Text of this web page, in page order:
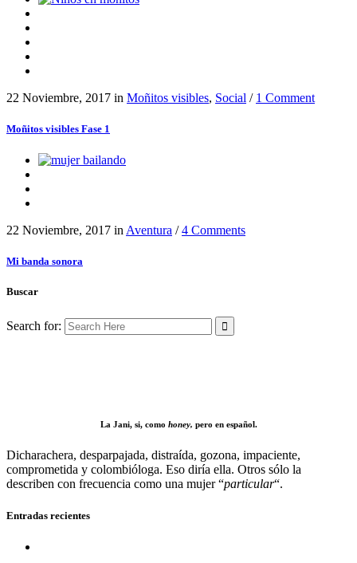
22 Noviembre, 2017 in Moñitos visibles, Social / 1 Comment
Moñitos visibles Fase 1
22 Noviembre, 2017 in Aventura /4 Comments
Mi banda sonora
Buscar
Search for:
La Jani, si, como honey, pero en español.
Dicharachera, desparpajada, distraída, gozona, impaciente,
comprometida y colombióloga. Eso diría ella. Otros sólo la
describen con frecuencia como una mujer “particular“.
Entradas recientes